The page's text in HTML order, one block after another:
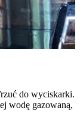
do wyciskarki.
wodę gazowaną,